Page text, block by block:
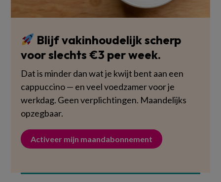
Blijf vakinhoudelijk scherp
voor slechts €3 per week.
Dat is minder dan wat je kwijt bent aan een
cappuccino — en veel voedzamer voor je
werkdag. Geen verplichtingen. Maandelijks
opzegbaar.
Activeer mijn maandabonnement